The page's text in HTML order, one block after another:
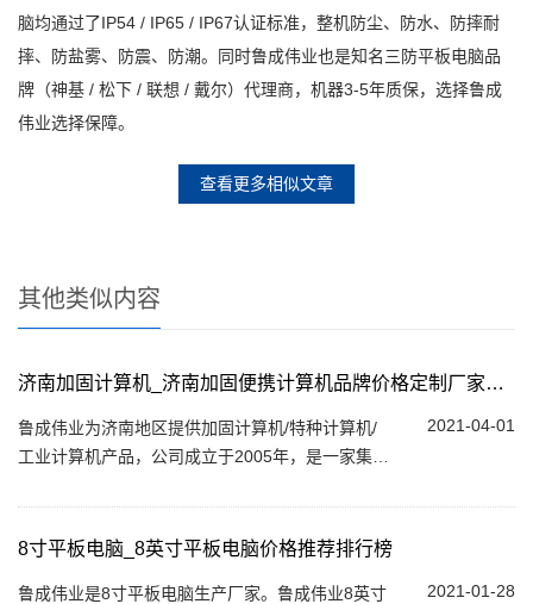
脑均通过了IP54 / IP65 / IP67认证标准，整机防尘、防水、防摔耐
摔、防盐雾、防震、防潮。同时鲁成伟业也是知名三防平板电脑品
牌（神基 / 松下 / 联想 / 戴尔）代理商，机器3-5年质保，选择鲁成
伟业选择保障。
查看更多相似文章
其他类似内容
济南加固计算机_济南加固便携计算机品牌价格定制厂家供应
2021-04-01
鲁成伟业为济南地区提供加固计算机/特种计算机/
工业计算机产品，公司成立于2005年，是一家集研
为国防工、航k航t、石油石化、烟草、...
8寸平板电脑_8英寸平板电脑价格推荐排行榜
2021-01-28
鲁成伟业是8寸平板电脑生产厂家。鲁成伟业8英寸